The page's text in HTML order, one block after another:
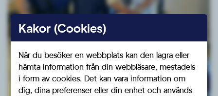
Kakor (Cookies)
När du besöker en webbplats kan den lagra eller
hämta information från din webbläsare, mestadels
i form av cookies. Det kan vara information om
dig, dina preferenser eller din enhet och används